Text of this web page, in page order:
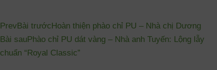
PrevBài trướcHoàn thiện phào chỉ PU – Nhà chị Dương
Bài sauPhào chỉ PU dát vàng – Nhà anh Tuyến: Lộng lẫy
chuẩn “Royal Classic”